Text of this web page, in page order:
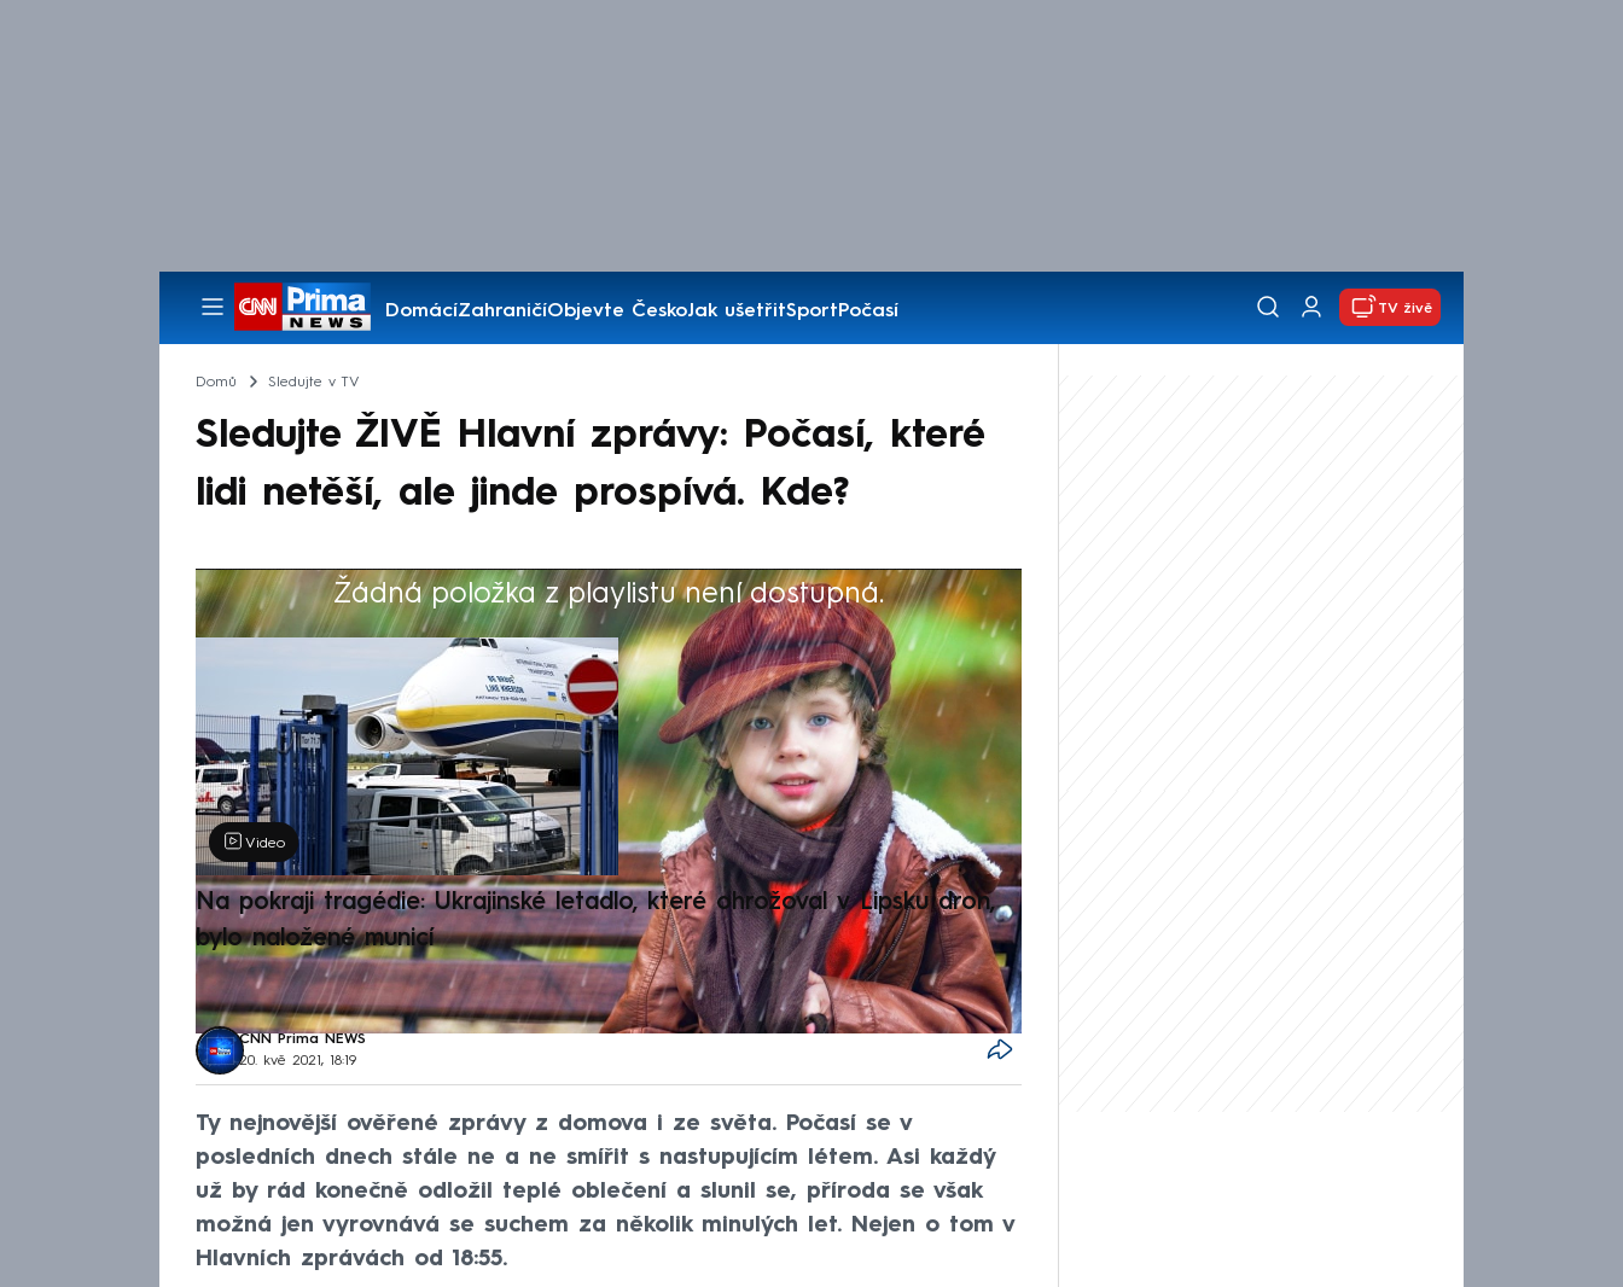
DomácíZahraničíObjevte ČeskoJak ušetřitSportPočasí
Pořady
TV živě
Domů Sledujte v TV
Sledujte ŽIVĚ Hlavní zprávy: Počasí, které
lidi netěší, ale jinde prospívá. Kde?
Žádná položka z playlistu není dostupná.
Výběr redakce
Video
Na pokraji tragédie: Ukrajinské letadlo, které ohrožoval v Lipsku dron,
bylo naložené municí
CNN Prima NEWS
20. kvě 2021, 18:19
Ty nejnovější ověřené zprávy z domova i ze světa. Počasí se v
posledních dnech stále ne a ne smířit s nastupujícím létem. Asi každý
už by rád konečně odložil teplé oblečení a slunil se, příroda se však
možná jen vyrovnává se suchem za několik minulých let. Nejen o tom v
Hlavních zprávách od 18:55.